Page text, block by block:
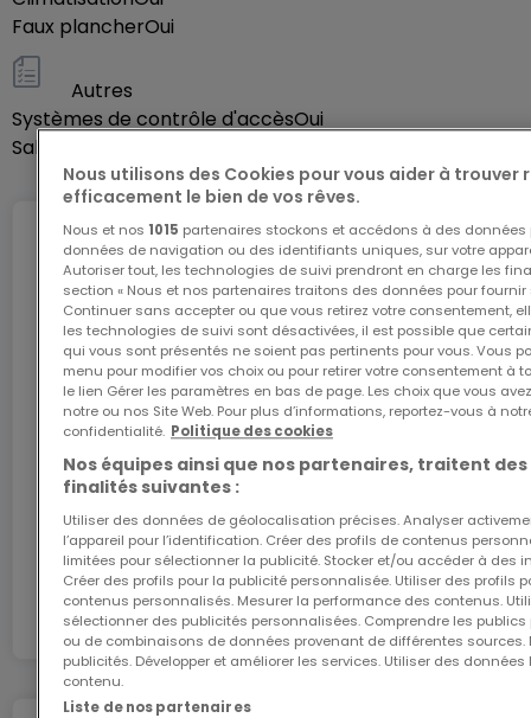
Faux plancherOui
Autres
Systèmes de contrôle d'accèsOui
Salle informatique
Internet
L'internet Giga : l'Internet à domicile
Bénéficiez d’1 mois d’internet gratuit avec le code
ATHOME26 sur le réseau le plus rapide du
Luxembourg.
J’y vais
En partenariat avec
Nous utilisons des Cookies pour vous aider à trouver
efficacement le bien de vos rêves.
Nous et nos 1015 partenaires stockons et accédons à des
données de navigation ou des identifiants uniques, sur votre
Autoriser tout, les technologies de suivi prendront en charge les
section « Nous et nos partenaires traitons des données pour fournir
Continuer sans accepter ou que vous retirez votre consentement,
les technologies de suivi sont désactivées, il est possible que
qui vous sont présentés ne soient pas pertinents pour vous. Vous
menu pour modifier vos choix ou pour retirer votre consentement à
le lien Gérer les paramètres en bas de page. Les choix que vous
notre ou nos Site Web. Pour plus d’informations, reportez-vous à
confidentialité. Politique des cookies
Nos équipes ainsi que nos partenaires, traitent
finalités suivantes :
Utiliser des données de géolocalisation précises. Analyser
l’appareil pour l’identification. Créer des profils de contenus
limitées pour sélectionner la publicité. Stocker et/ou accéder à des
Créer des profils pour la publicité personnalisée. Utiliser des profils
contenus personnalisés. Mesurer la performance des contenus.
sélectionner des publicités personnalisées. Comprendre les
ou de combinaisons de données provenant de différentes sources.
publicités. Développer et améliorer les services. Utiliser des
contenu.
Liste de nos partenaires